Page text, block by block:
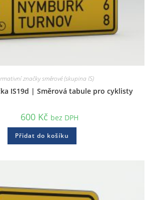
značky směrové (skupina IS)
IS19d | Směrová tabule pro cyklisty
600 Kč bez DPH
Přidat do košíku